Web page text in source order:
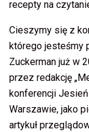
recepty na
Cieszymy się z
którego jesteśmy
Zuckerman już w
przez redakcję
konferencji
Warszawie, jako
artykuł